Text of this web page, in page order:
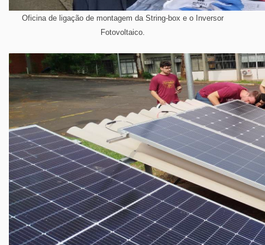
Oficina de ligação de montagem da String-box e o Inversor
Fotovoltaico.